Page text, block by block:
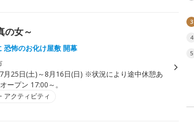
の女～
恐怖のお化け屋敷 開幕
月25日(土)～8月16日(日) ※状況により途中休憩あ
ープン 17:00～。
アクティビティ
3
4
5